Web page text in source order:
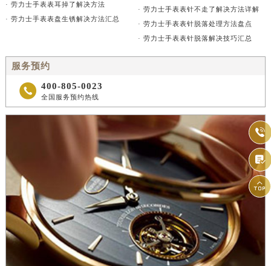
· 劳力士手表表耳掉了解决方法
· 劳力士手表表盘生锈解决方法汇总
· 劳力士手表表针不走了解决方法详解
· 劳力士手表表针脱落处理方法盘点
· 劳力士手表表针脱落解决技巧汇总
服务预约
 400-805-0023
全国服务预约热线


